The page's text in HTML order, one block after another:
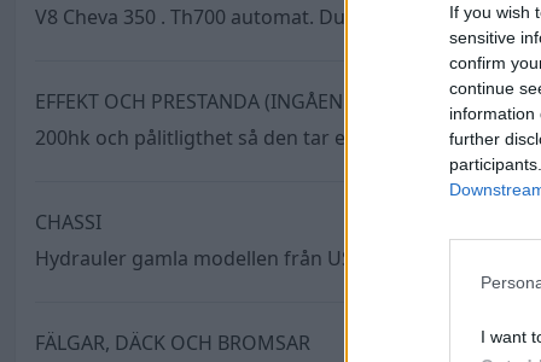
If you wish
sensitive
confirm
continue
information
further
I want
V8 Cheva 350 . Th700 automat. Dubbelt med eldkastare
EFFEKT OCH PRESTANDA (INGÅENDE)
200hk och pålitligthet så den tar en till spanien =)
CHASSI
Hydrauler gamla modellen från USA med Olja. 2st
FÄLGAR, DÄCK OCH BROMSAR